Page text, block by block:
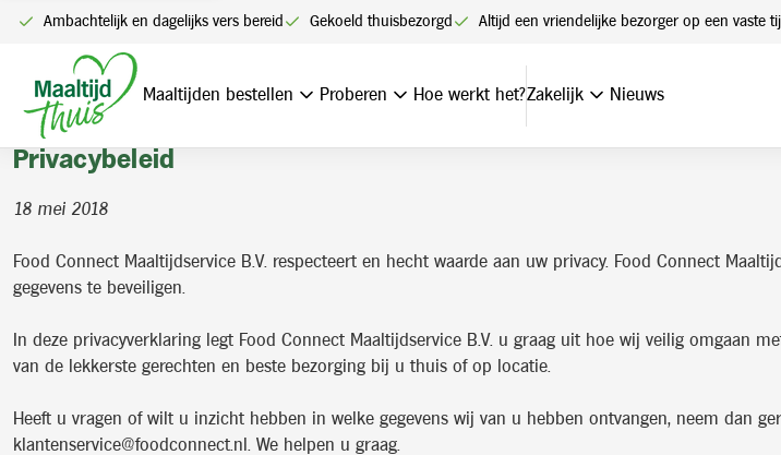
Ambachtelijk en dagelijks vers bereid Gekoeld thuisbezorgd Altijd een vriendelijke bezorger op een vaste
Maaltijden bestellen Proberen Hoe werkt het?Zakelijk Nieuws
Privacybeleid
Privacybeleid
Privacybeleid
18 mei 2018
Food Connect Maaltijdservice B.V. respecteert en hecht waarde aan uw privacy. Food Connect
gegevens te beveiligen.
In deze privacyverklaring legt Food Connect Maaltijdservice B.V. u graag uit hoe wij veilig omgaan
van de lekkerste gerechten en beste bezorging bij u thuis of op locatie.
Heeft u vragen of wilt u inzicht hebben in welke gegevens wij van u hebben ontvangen, neem dan
klantenservice@foodconnect.nl. We helpen u graag.